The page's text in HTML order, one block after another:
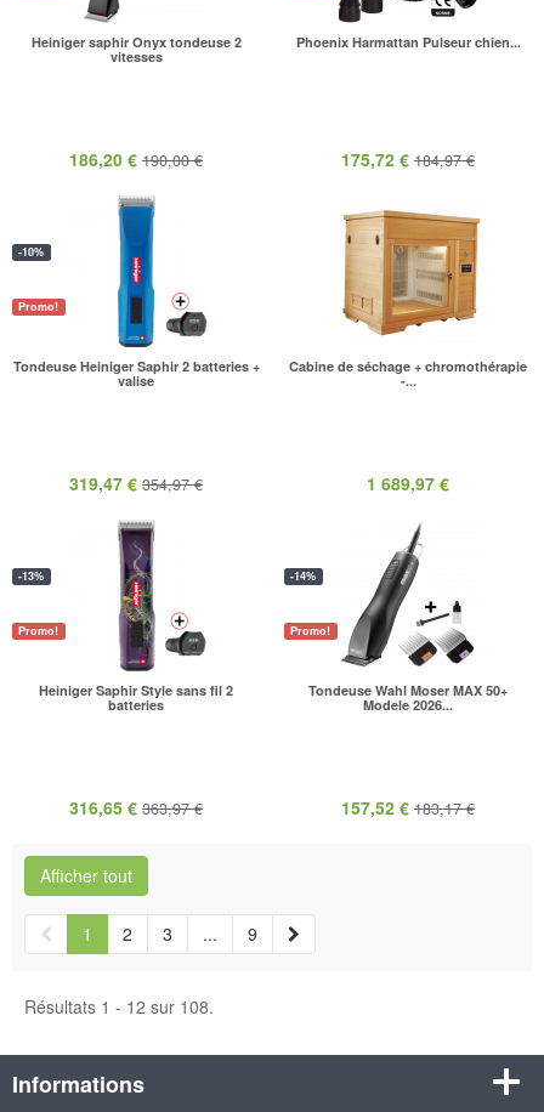
Heiniger saphir Onyx tondeuse 2
vitesses
186,20 € 190,00 €
Phoenix Harmattan Pulseur chien...
175,72 € 184,97 €
Promo!
Tondeuse Heiniger Saphir 2 batteries +
valise
319,47 € 354,97 €
-10%
Cabine de séchage + chromothérapie
-...
1 689,97 €
Promo!
Heiniger Saphir Style sans fil 2
batteries
316,65 € 363,97 €
-13%
Promo!
Tondeuse Wahl Moser MAX 50+
Modele 2026...
157,52 € 183,17 €
-14%
Afficher tout
1 2 3 ... 9
Résultats 1 - 12 sur 108.
Informations